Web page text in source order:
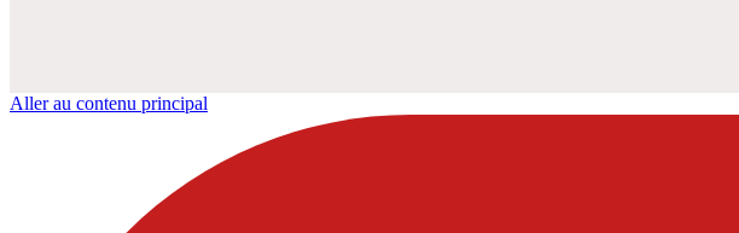
Aller au contenu principal